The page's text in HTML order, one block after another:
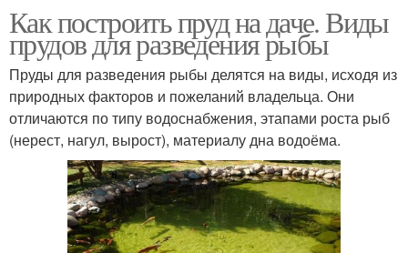
Как построить пруд на даче. Виды
прудов для разведения рыбы
Пруды для разведения рыбы делятся на виды, исходя из
природных факторов и пожеланий владельца. Они
отличаются по типу водоснабжения, этапами роста рыб
(нерест, нагул, вырост), материалу дна водоёма.